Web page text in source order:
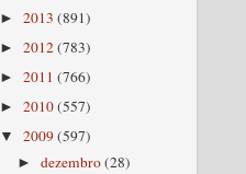
► 2013 (891)
► 2012(783)
► 2011 (766)
► 2010(557)
▼ 2009(597)
►dezembro(28)